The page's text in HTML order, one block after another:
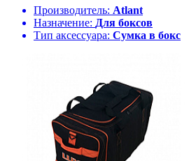
Производитель: Atlant
Назначение: Для боксов
Тип аксессуара: Сумка в бокс